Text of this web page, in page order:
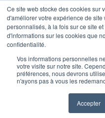
Ce site web stocke des cookies sur
d'améliorer votre expérience de
personnalisés, à la fois sur ce site
d'informations sur les cookies que
confidentialité.
Vos informations personnelles
votre visite sur notre site.
préférences, nous devrons
n'ayons pas à vous les
Accepter
éligible